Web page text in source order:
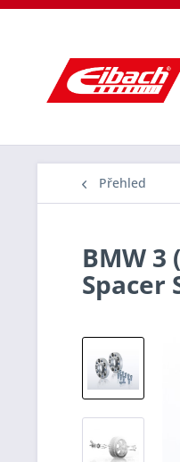
Přehled
BMW 3
Spacer